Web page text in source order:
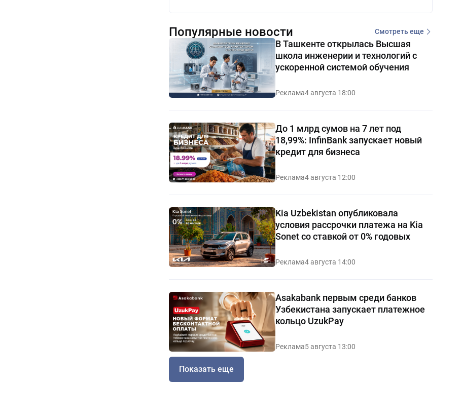
Популярные новости Смотреть еще
В Ташкенте открылась Высшая
школа инженерии и технологий с
ускоренной системой обучения
Реклама4 августа 18:00
До 1 млрд сумов на 7 лет под
18,99%: InfinBank запускает новый
кредит для бизнеса
Реклама4 августа 12:00
Kia Uzbekistan опубликовала
условия рассрочки платежа на Kia
Sonet со ставкой от 0% годовых
Реклама4 августа 14:00
Asakabank первым среди банков
Узбекистана запускает платежное
кольцо UzukPay
Реклама5 августа 13:00
Показать еще